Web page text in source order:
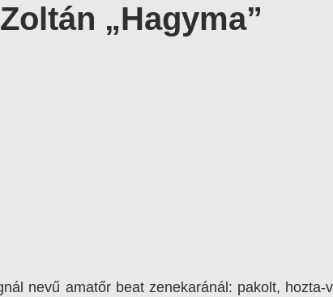
„Hagyma”
nevű amatőr beat zenekaránál: pakolt, hozta-